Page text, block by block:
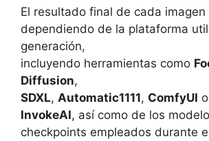
El resultado final de cada
dependiendo de la plataforma
generación,
incluyendo herramientas como
Diffusion,
SDXL, Automatic1111, ComfyUI o
InvokeAI, así como de los
checkpoints empleados durante